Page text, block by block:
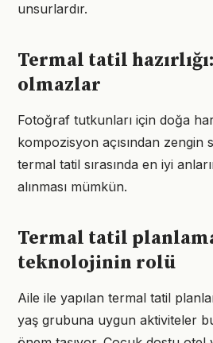
unsurlardır.
Termal tatil
olmazlar
Fotoğraf tutkunları için doğa
kompozisyon açısından zengin
termal tatil sırasında en iyi
alınması mümkün.
Termal tatil
teknolojinin rolü
Aile ile yapılan termal tatil
yaş grubuna uygun aktiviteler